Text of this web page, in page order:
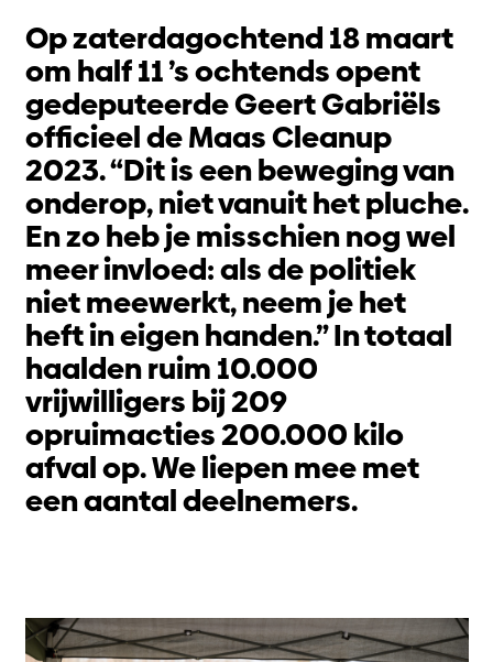
Op zaterdagochtend 18 maart
om half 11 ’s ochtends opent
gedeputeerde Geert Gabriëls
officieel de Maas Cleanup
2023. “Dit is een beweging van
onderop, niet vanuit het pluche.
En zo heb je misschien nog wel
meer invloed: als de politiek
niet meewerkt, neem je het
heft in eigen handen.” In totaal
haalden ruim 10.000
vrijwilligers bij 209
opruimacties 200.000 kilo
afval op. We liepen mee met
een aantal deelnemers.